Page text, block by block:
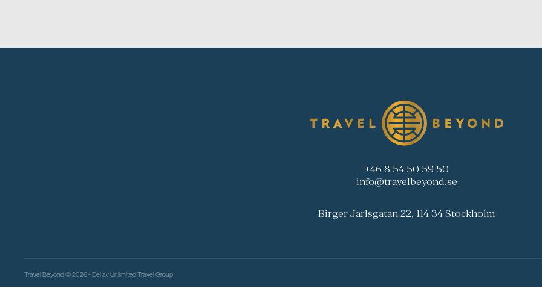
+46 8 54 50 59 50
info@travelbeyond.se
Birger Jarlsgatan 22, 114 34 Stockholm
Travel Beyond © 2026 - Del avUnlimited Travel Group